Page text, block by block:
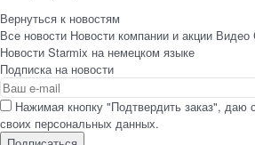
Вернуться к новостям
Все новости Новости компании и акции Видео
Новости Starmix на немецком языке
Подписка на новости
Нажимая кнопку "Подтвердить заказ", даю
своих персональных данных.